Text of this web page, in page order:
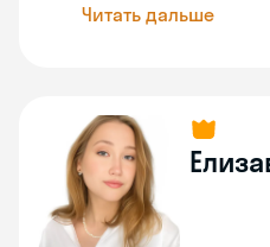
Читать дальше